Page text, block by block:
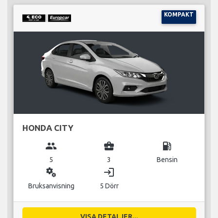
KOMPAKT
HONDA CITY
group
5
business_center
3
local_gas_station
Bensin
miscellaneous_services
Bruksanvisning
login
5 Dörr
VISA DETALJER...